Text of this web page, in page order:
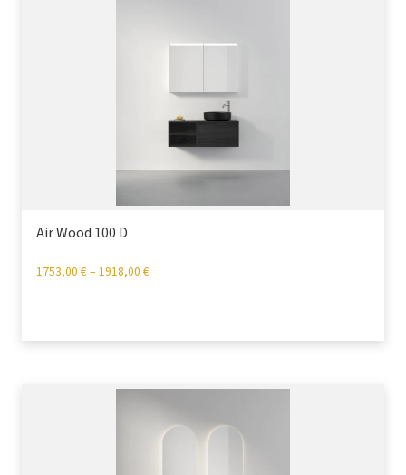
Air Wood 100 D
1753,00 €– 1918,00 €